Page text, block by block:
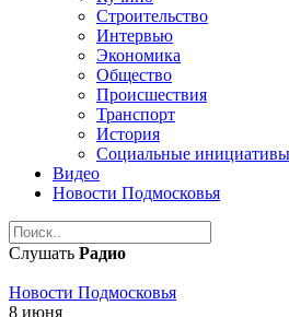
Строительство
Интервью
Экономика
Общество
Происшествия
Транспорт
История
Социальные инициативы
Видео
Новости Подмосковья
Слушать Радио
Новости Подмосковья
8 июня